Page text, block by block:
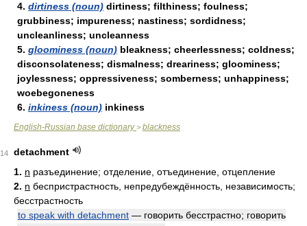
4. dirtiness (noun) dirtiness; filthiness; foulness;
grubbiness; impureness; nastiness; sordidness;
uncleanliness; uncleanness
5. gloominess (noun) bleakness; cheerlessness; coldness;
disconsolateness; dismalness; dreariness; gloominess;
joylessness; oppressiveness; somberness; unhappiness;
woebegoneness
6. inkiness (noun) inkiness
English-Russian base dictionary> blackness
14
detachment
1. n разъединение; отделение, отъединение, отцепление
2. n беспристрастность, непредубеждённость, независимость;
бесстрастность
to speak with detachment — говорить бесстрастно; говорить